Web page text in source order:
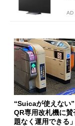
AD
“Suicaが使えない”
QR専用改札機に
題なく運用できる